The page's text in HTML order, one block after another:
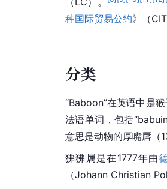
种国际贸易公约》（
分类
“Baboon”在英语中是
法语单词，包括
意思是动物的厚嘴唇（
狒狒属是在1777年由
（Johann Christian